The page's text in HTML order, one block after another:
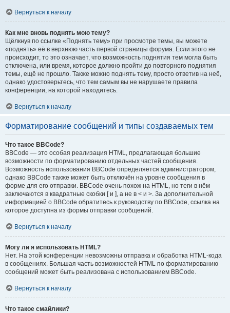
Вернуться к началу
Как мне вновь поднять мою тему?
Щёлкнув по ссылке «Поднять тему» при просмотре темы, вы можете
«поднять» её в верхнюю часть первой страницы форума. Если этого не
происходит, то это означает, что возможность поднятия тем могла быть
отключена, или время, которое должно пройти до повторного поднятия
темы, ещё не прошло. Также можно поднять тему, просто ответив на неё,
однако удостоверьтесь, что тем самым вы не нарушаете правила
конференции, на которой находитесь.
Вернуться к началу
Форматирование сообщений и типы создаваемых тем
Что такое BBCode?
BBCode — это особая реализация HTML, предлагающая большие
возможности по форматированию отдельных частей сообщения.
Возможность использования BBCode определяется администратором,
однако BBCode также может быть отключён на уровне сообщения в
форме для его отправки. BBCode очень похож на HTML, но теги в нём
заключаются в квадратные скобки [ и ], а не в < и >. За дополнительной
информацией о BBCode обратитесь к руководству по BBCode, ссылка на
которое доступна из формы отправки сообщений.
Вернуться к началу
Могу ли я использовать HTML?
Нет. На этой конференции невозможны отправка и обработка HTML-кода
в сообщениях. Большая часть возможностей HTML по форматированию
сообщений может быть реализована с использованием BBCode.
Вернуться к началу
Что такое смайлики?